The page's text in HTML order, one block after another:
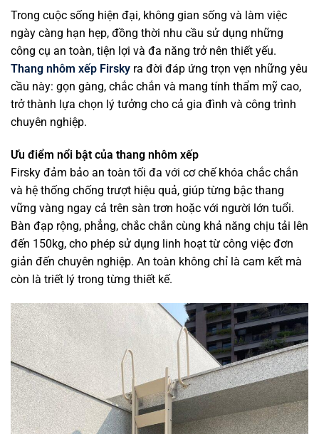
Trong cuộc sống hiện đại, không gian sống và làm việc
ngày càng hạn hẹp, đồng thời nhu cầu sử dụng những
công cụ an toàn, tiện lợi và đa năng trở nên thiết yếu.
Thang nhôm xếp Firsky ra đời đáp ứng trọn vẹn những yêu
cầu này: gọn gàng, chắc chắn và mang tính thẩm mỹ cao,
trở thành lựa chọn lý tưởng cho cả gia đình và công trình
chuyên nghiệp.
Ưu điểm nổi bật của thang nhôm xếp
Firsky đảm bảo an toàn tối đa với cơ chế khóa chắc chắn
và hệ thống chống trượt hiệu quả, giúp từng bậc thang
vững vàng ngay cả trên sàn trơn hoặc với người lớn tuổi.
Bàn đạp rộng, phẳng, chắc chắn cùng khả năng chịu tải lên
đến 150kg, cho phép sử dụng linh hoạt từ công việc đơn
giản đến chuyên nghiệp. An toàn không chỉ là cam kết mà
còn là triết lý trong từng thiết kế.